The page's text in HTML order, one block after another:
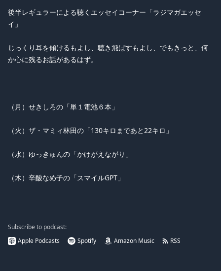
後半レギュラーによる聴くエッセイコーナー「ラジマガエッセ
イ」
じっくり耳を傾けるもよし、聴き飛ばすもよし、でもきっと、何
か心に残るお話があるはず。
（月）せきしろの「単１電池６本」
（火）ザ・マミィ林田の「130キロまであと22キロ」
（水）ゆっきゅんの「かけがえながり」
（木）辛酸なめ子の「スマイルGPT」
Subscribe to podcast:
Apple Podcasts
Spotify Amazon Music RSS